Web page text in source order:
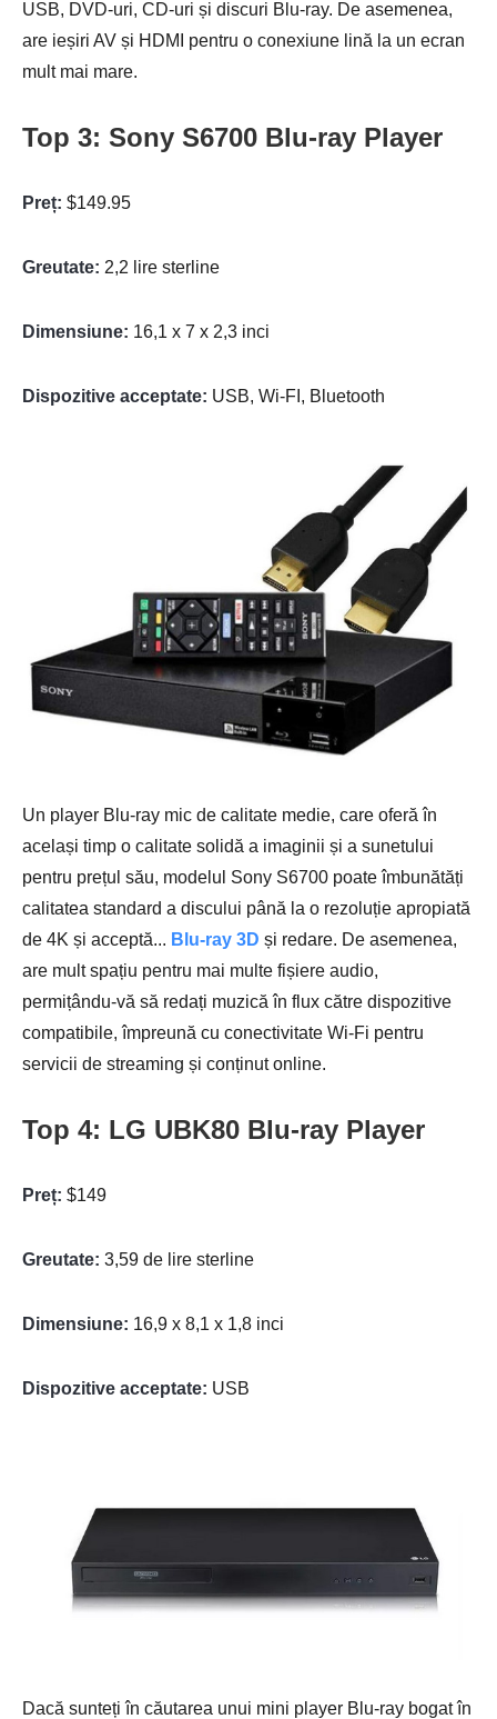
USB, DVD-uri, CD-uri și discuri Blu-ray. De asemenea,
are ieșiri AV și HDMI pentru o conexiune lină la un ecran
mult mai mare.
Top 3: Sony S6700 Blu-ray Player
Preț: $149.95
Greutate: 2,2 lire sterline
Dimensiune: 16,1 x 7 x 2,3 inci
Dispozitive acceptate: USB, Wi-FI, Bluetooth
Un player Blu-ray mic de calitate medie, care oferă în
același timp o calitate solidă a imaginii și a sunetului
pentru prețul său, modelul Sony S6700 poate îmbunătăți
calitatea standard a discului până la o rezoluție apropiată
de 4K și acceptă... Blu-ray 3D și redare. De asemenea,
are mult spațiu pentru mai multe fișiere audio,
permițându-vă să redați muzică în flux către dispozitive
compatibile, împreună cu conectivitate Wi-Fi pentru
servicii de streaming și conținut online.
Top 4: LG UBK80 Blu-ray Player
Preț: $149
Greutate: 3,59 de lire sterline
Dimensiune: 16,9 x 8,1 x 1,8 inci
Dispozitive acceptate: USB
Dacă sunteți în căutarea unui mini player Blu-ray bogat în